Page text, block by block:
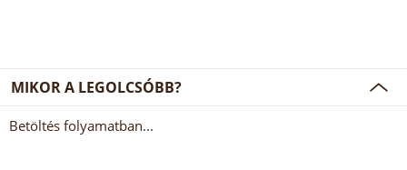
MIKOR A LEGOLCSÓBB?
Betöltés folyamatban...